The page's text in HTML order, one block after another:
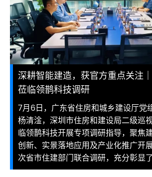
深耕智能建造，获官方重点关注
莅临领鹊科技调研
7月6日，广东省住房和城乡建设厅党
杨清淦，深圳市住房和建设局二级巡
临领鹊科技开展专项调研指导，聚焦
创新、实景落地应用及产业化推广开
次省市住建部门联合调研，充分彰显